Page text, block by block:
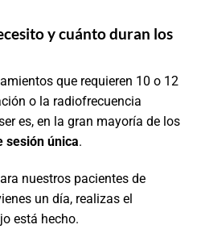
y cuánto duran los
que requieren 10 o 12
o la radiofrecuencia
es, en la gran mayoría de los
sesión única.
nuestros pacientes de
un día, realizas el
está hecho.